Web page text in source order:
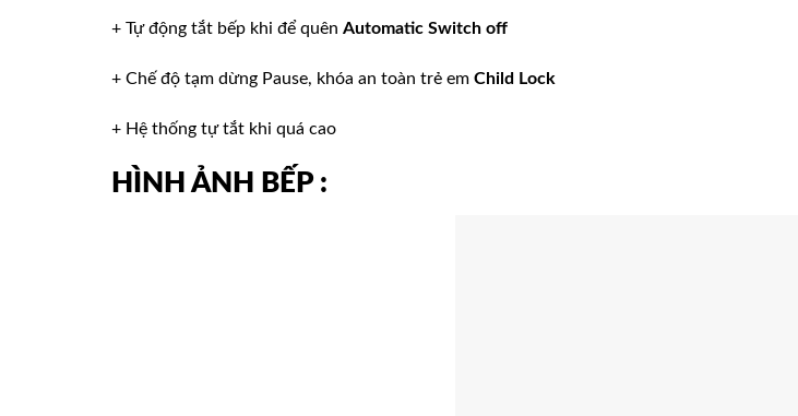
+ Tự động tắt bếp khi để quên Automatic Switch off
+ Chế độ tạm dừng Pause, khóa an toàn trẻ em Child Lock
+ Hệ thống tự tắt khi quá cao
HÌNH ẢNH BẾP :